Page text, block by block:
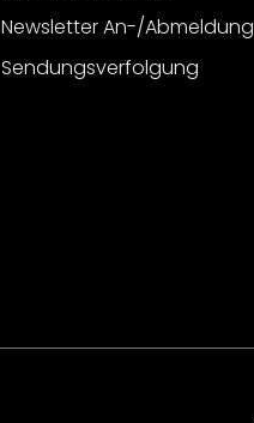
Newsletter An-/Abmeldung
Sendungsverfolgung